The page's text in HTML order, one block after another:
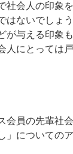
社会人の印象
はないでしょ
が与える印象
人にとっては
会員の先輩社
」についての